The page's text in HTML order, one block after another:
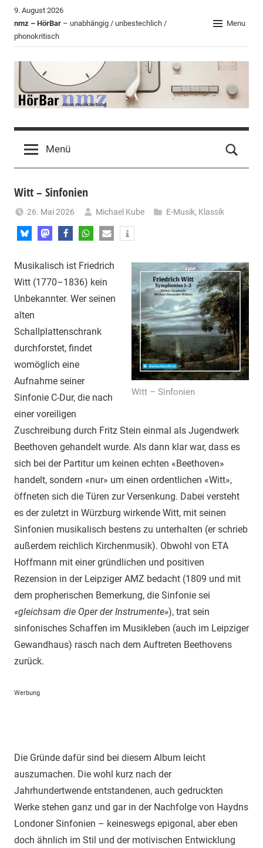
Zum
Inhalt
springen
9. August 2026
nmz – HörBar – unabhängig / unbestechlich /
phonokritisch
Menu
HörBar
der
nmz
Menü
Witt – Sinfonien
26. Mai 2026 Michael Kube E-Musik, Klassik
Witt – Sinfonien
Musikalisch ist Friedrich
Witt (1770–1836) kein
Unbekannter. Wer seinen
alten
Schallplattenschrank
durchforstet, findet
womöglich eine
Aufnahme seiner
Sinfonie C-Dur, die nach
einer voreiligen
Zuschreibung durch Fritz Stein einmal als Jugendwerk
Beethoven gehandelt wurde. Als dann klar war, dass es
sich bei der Partitur um keinen echten «Beethoven»
handelt, sondern «nur» um einen ordentlichen «Witt»,
öffneten sich die Türen zur Versenkung. Dabei versteht
es der zuletzt in Würzburg wirkende Witt, mit seinen
Sinfonien musikalisch bestens zu unterhalten (er schrieb
außerdem reichlich Kirchenmusik). Obwohl von ETA
Hoffmann mit einer gründlichen und positiven
Rezension in der Leipziger AMZ bedacht (1809 und mit
dem propherischen Bemerkung, die Sinfonie sei
«gleichsam die Oper der Instrumente»), trat sein
sinfonisches Schaffen im Musikleben (auch im Leipziger
Gewandhaus) rasch nach dem Auftreten Beethovens
zurück.
Werbung
Die Gründe dafür sind bei diesem Album leicht
auszumachen. Die wohl kurz nach der
Jahrhundertwende entstandenen, auch gedruckten
Werke stehen ganz und gar in der Nachfolge von Haydns
Londoner Sinfonien – keineswegs epigonal, aber eben
doch ähnlich im Stil und der motivischen Entwicklung